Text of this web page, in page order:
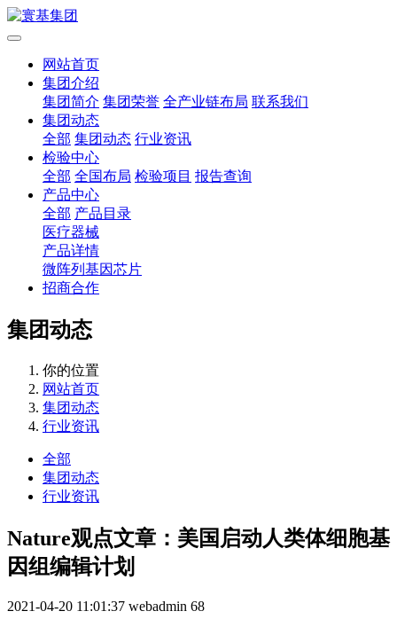
网站首页
集团介绍
集团简介 集团荣誉 全产业链布局 联系我们
集团动态
全部 集团动态 行业资讯
检验中心
全部 全国布局 检验项目 报告查询
产品中心
全部 产品目录
医疗器械
产品详情
微阵列基因芯片
招商合作
集团动态
你的位置
网站首页
集团动态
行业资讯
全部
集团动态
行业资讯
Nature观点文章：美国启动人类体细胞基
因组编辑计划
2021-04-20 11:01:37 webadmin 68